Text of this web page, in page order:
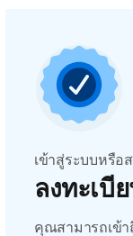
เข้าสู่ระบบหรือ
ลงทะเ
คุณสามารถเข้